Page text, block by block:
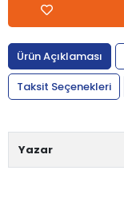
Ürün Açıklaması
Taksit Seçenekleri
Yazar